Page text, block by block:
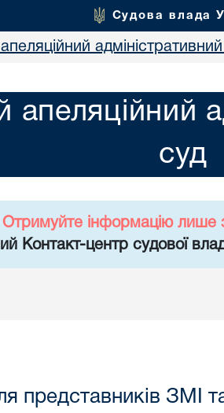
Судова влада
апеляційний
суд
Отримуйте інформацію лише
Контакт-центр судової
представників ЗМІ